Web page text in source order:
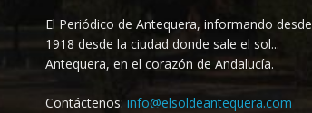
El Periódico de Antequera, informando desde
1918 desde la ciudad donde sale el sol...
Antequera, en el corazón de Andalucía.
Contáctenos: info@elsoldeantequera.com